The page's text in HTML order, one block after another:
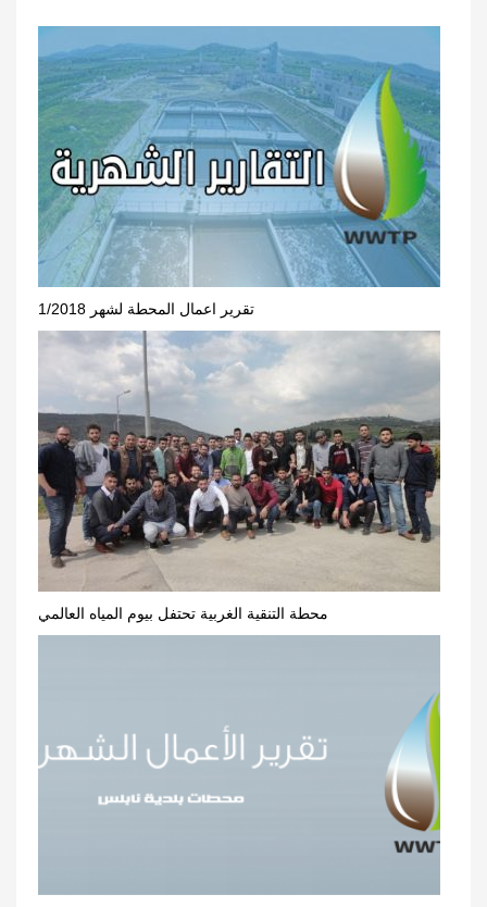
تقرير اعمال المحطة لشهر 1/2018
محطة التنقية الغربية تحتفل بيوم المياه العالمي